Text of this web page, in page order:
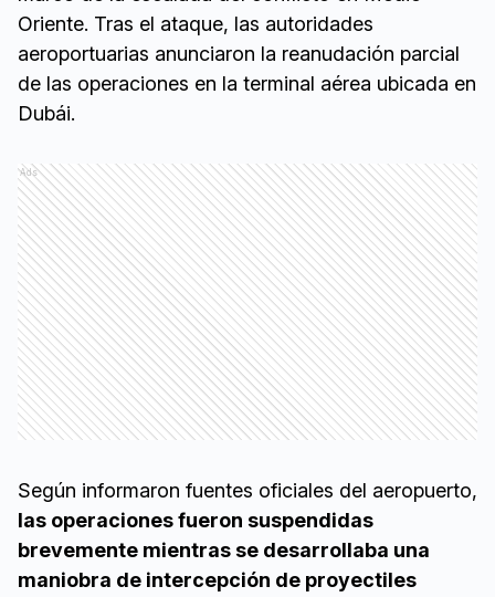
Oriente. Tras el ataque, las autoridades
aeroportuarias anunciaron la reanudación parcial
de las operaciones en la terminal aérea ubicada en
Dubái.
Ads
Según informaron fuentes oficiales del aeropuerto,
las operaciones fueron suspendidas
brevemente mientras se desarrollaba una
maniobra de intercepción de proyectiles